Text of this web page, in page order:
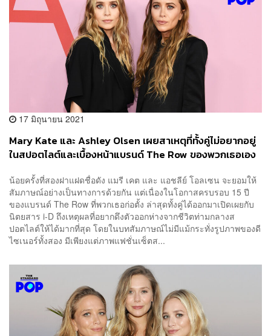
17 มิถุนายน 2021
Mary Kate และ Ashley Olsen เผยสาเหตุที่ทั้งคู่ไม่อยากอยู่
ในสปอตไลต์และเบื้องหน้าแบรนด์ The Row ของพวกเธอเอง
น้อยครั้งที่สองฝาแฝดชื่อดัง แมรี เคต และ แอชลีย์ โอลเซน จะยอมให้
สัมภาษณ์อย่างเป็นทางการด้วยกัน แต่เนื่องในโอกาสครบรอบ 15 ปี
ของแบรนด์ The Row ที่พวกเธอก่อตั้ง ล่าสุดทั้งคู่ได้ออกมาเปิดเผยกับ
นิตยสาร i-D ถึงเหตุผลที่อยากดึงตัวออกห่างจากชีวิตท่ามกลางส
ปอตไลต์ให้ได้มากที่สุด โดยในบทสัมภาษณ์ไม่มีแม้กระทั่งรูปภาพของดี
ไซเนอร์ทั้งสอง มีเพียงแต่ภาพแฟชั่นเซ็ตส...